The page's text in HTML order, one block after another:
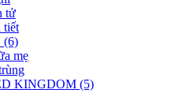
tử
tiết
(6)
mẹ
KINGDOM (5)